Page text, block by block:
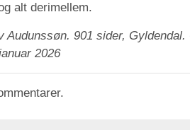
alt derimellem.
Audunssøn. 901 sider,
2026